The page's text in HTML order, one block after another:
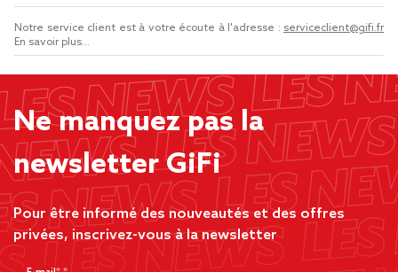
Notre service client est à votre écoute à l'adresse : serviceclient@gifi.fr
En savoir plus...
Ne manquez pas la
newsletter GiFi
Pour être informé des nouveautés et des offres
privées, inscrivez-vous à la newsletter